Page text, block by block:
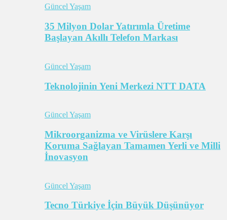
Güncel Yaşam
35 Milyon Dolar Yatırımla Üretime
Başlayan Akıllı Telefon Markası
Güncel Yaşam
Teknolojinin Yeni Merkezi NTT DATA
Güncel Yaşam
Mikroorganizma ve Virüslere Karşı
Koruma Sağlayan Tamamen Yerli ve Milli
İnovasyon
Güncel Yaşam
Tecno Türkiye İçin Büyük Düşünüyor